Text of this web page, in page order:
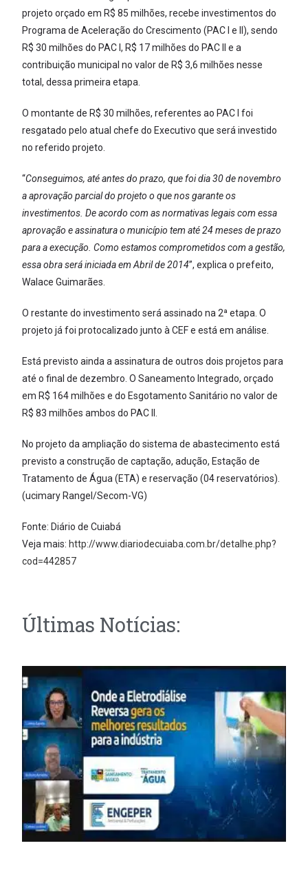
projeto orçado em R$ 85 milhões, recebe investimentos do
Programa de Aceleração do Crescimento (PAC I e II), sendo
R$ 30 milhões do PAC I, R$ 17 milhões do PAC II e a
contribuição municipal no valor de R$ 3,6 milhões nesse
total, dessa primeira etapa.
O montante de R$ 30 milhões, referentes ao PAC I foi
resgatado pelo atual chefe do Executivo que será investido
no referido projeto.
“Conseguimos, até antes do prazo, que foi dia 30 de novembro
a aprovação parcial do projeto o que nos garante os
investimentos. De acordo com as normativas legais com essa
aprovação e assinatura o município tem até 24 meses de prazo
para a execução. Como estamos comprometidos com a gestão,
essa obra será iniciada em Abril de 2014”, explica o prefeito,
Walace Guimarães.
O restante do investimento será assinado na 2ª etapa. O
projeto já foi protocalizado junto à CEF e está em análise.
Está previsto ainda a assinatura de outros dois projetos para
até o final de dezembro. O Saneamento Integrado, orçado
em R$ 164 milhões e do Esgotamento Sanitário no valor de
R$ 83 milhões ambos do PAC II.
No projeto da ampliação do sistema de abastecimento está
previsto a construção de captação, adução, Estação de
Tratamento de Água (ETA) e reservação (04 reservatórios).
(ucimary Rangel/Secom-VG)
Fonte: Diário de Cuiabá
Veja mais: http://www.diariodecuiaba.com.br/detalhe.php?
cod=442857
Últimas Notícias: